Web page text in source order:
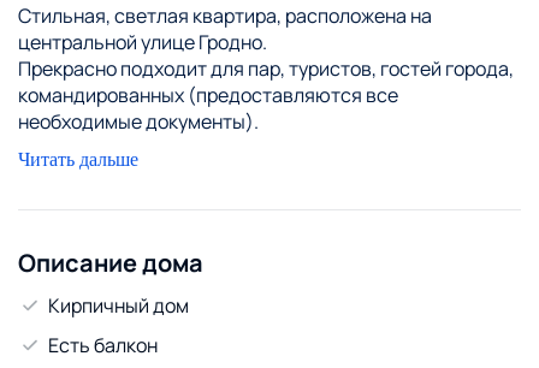
Стильная, светлая квартира, расположена на
центральной улице Гродно.
Прекрасно подходит для пар, туристов, гостей города,
командированных (предоставляются все
необходимые документы).
Во дворе есть свободные парковочные места.
Квартира обустроена таким образом, чтобы Ваше
душевая кабина, стиральная машина, гладильный
коврик, сушка, утюг, гель для душа, шампунь, средства
для стирки и мытья посуды, комплект полотенец,
постельное бельё (входит в стоимость проживания).
Кухня оборудована: газовая плита, холодильник, свч-
Читать дальше
Описание дома
Кирпичный дом
Есть балкон